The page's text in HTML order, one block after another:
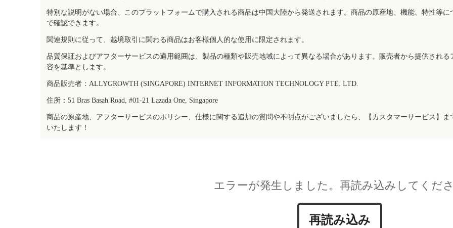
特別な説明がない場合、このプラットフォームで購入される商品は中国大陸から発送されます。商品の原産地、機能、特性等
で確認できます。
関連規則に従って、越境取引に関わる商品はお客様個人的な使用に限定されます。
品質保証およびアフターサービスの適用範囲は、製品の種類や販売地域によって異なる場合があります。販売者から提供され
容を基準とします。
商品販売者：ALLYGROWTH (SINGAPORE) INTERNET INFORMATION TECHNOLOGY PTE. LTD.
住所：51 Bras Basah Road, #01-21 Lazada One, Singapore
商品の原産地、アフターサービスのポリシー、仕様に関する追加の質問や不明点がございましたら、【カスタマーサービス】
いたします！
エラーが発生しました。再読み込みしてくだ
再読み込み